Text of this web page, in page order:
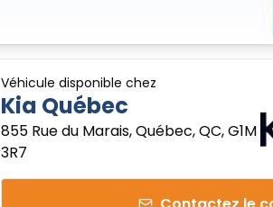
Véhicule disponible chez
Kia Québec
855 Rue du Marais, Québec, QC, G1M
3R7